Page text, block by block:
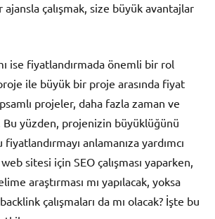
ajansla çalışmak, size büyük avantajlar
ise fiyatlandırmada önemli bir rol
ile büyük bir proje arasında fiyat
projeler, daha fazla zaman ve
yüzden, projenizin büyüklüğünü
anlamanıza yardımcı
sitesi için SEO çalışması yaparken,
araştırması mı yapılacak, yoksa
çalışmaları da mı olacak? İşte bu